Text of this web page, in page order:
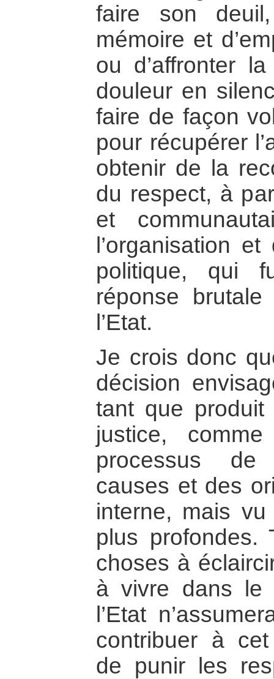
faire son
mémoire et
ou d’affronter
douleur en
faire de façon
pour récupérer
obtenir de la
du respect, à
et
l’organisation
politique, qui
réponse
l’Etat.
Je crois donc
décision
tant que
justice,
processus de
causes et des
interne, mais
plus profondes.
choses à
à vivre dans le
l’Etat
contribuer à
de punir les